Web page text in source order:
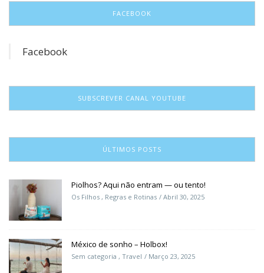
FACEBOOK
Facebook
SUBSCREVER CANAL YOUTUBE
ÚLTIMOS POSTS
Piolhos? Aqui não entram — ou tento!
Os Filhos , Regras e Rotinas Abril 30, 2025
México de sonho – Holbox!
Sem categoria , Travel Março 23, 2025